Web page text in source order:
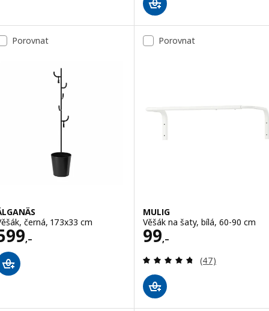
Porovnat
černá, 173x33 cm
,– 599,–
Porovnat
MULIG
Věšák na šaty, bílá, 60-90 cm
99,–
Cena 99,–
Recenze: 4.7 z
(47)